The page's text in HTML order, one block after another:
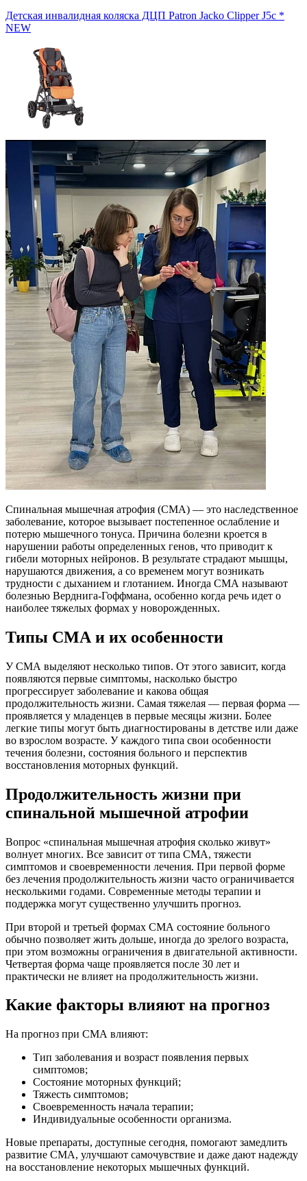
Детская инвалидная коляска ДЦП Patron Jacko Clipper J5c *
NEW
Спинальная мышечная атрофия (СМА) — это наследственное
заболевание, которое вызывает постепенное ослабление и
потерю мышечного тонуса. Причина болезни кроется в
нарушении работы определенных генов, что приводит к
гибели моторных нейронов. В результате страдают мышцы,
нарушаются движения, а со временем могут возникать
трудности с дыханием и глотанием. Иногда СМА называют
болезнью Верднига-Гоффмана, особенно когда речь идет о
наиболее тяжелых формах у новорожденных.
Типы СМА и их особенности
У СМА выделяют несколько типов. От этого зависит, когда
появляются первые симптомы, насколько быстро
прогрессирует заболевание и какова общая
продолжительность жизни. Самая тяжелая — первая форма —
проявляется у младенцев в первые месяцы жизни. Более
легкие типы могут быть диагностированы в детстве или даже
во взрослом возрасте. У каждого типа свои особенности
течения болезни, состояния больного и перспектив
восстановления моторных функций.
Продолжительность жизни при
спинальной мышечной атрофии
Вопрос «спинальная мышечная атрофия сколько живут»
волнует многих. Все зависит от типа СМА, тяжести
симптомов и своевременности лечения. При первой форме
без лечения продолжительность жизни часто ограничивается
несколькими годами. Современные методы терапии и
поддержка могут существенно улучшить прогноз.
При второй и третьей формах СМА состояние больного
обычно позволяет жить дольше, иногда до зрелого возраста,
при этом возможны ограничения в двигательной активности.
Четвертая форма чаще проявляется после 30 лет и
практически не влияет на продолжительность жизни.
Какие факторы влияют на прогноз
На прогноз при СМА влияют:
Тип заболевания и возраст появления первых
симптомов;
Состояние моторных функций;
Тяжесть симптомов;
Своевременность начала терапии;
Индивидуальные особенности организма.
Новые препараты, доступные сегодня, помогают замедлить
развитие СМА, улучшают самочувствие и даже дают надежду
на восстановление некоторых мышечных функций.